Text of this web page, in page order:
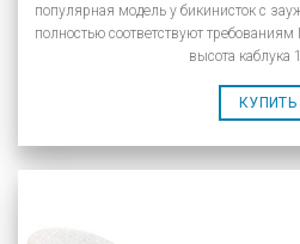
популярная модель у бикинисток с
полностью соответствуют
высота каблука
КУПИТЬ